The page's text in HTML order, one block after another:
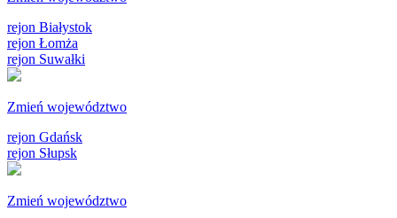
rejon Białystok
rejon Łomża
rejon Suwałki
Zmień województwo
rejon Gdańsk
rejon Słupsk
Zmień województwo